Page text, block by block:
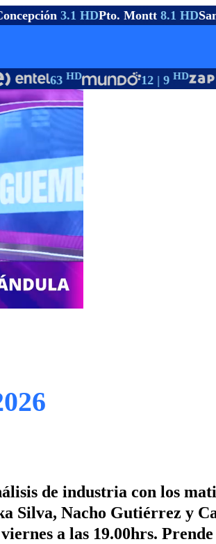
3.1 HDPto. Montt8.1 HD
63HD 12 | 9HD
de industria con los
Silva, Nacho Gutiérrez y
a las 19.00hrs.